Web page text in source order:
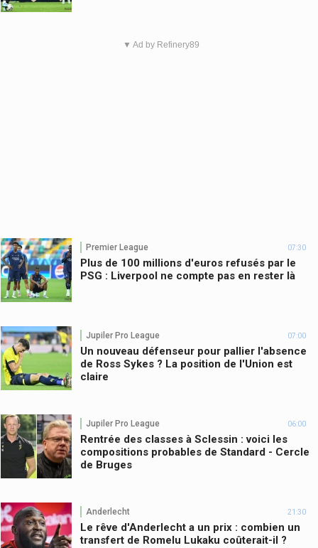
▼ Ad by Refinery89
Premier League 07:30
Plus de 100 millions d'euros refusés par le
PSG : Liverpool ne compte pas en rester là
Jupiler Pro League 07:00
Un nouveau défenseur pour pallier l'absence
de Ross Sykes ? La position de l'Union est
claire
Jupiler Pro League 06:00
Rentrée des classes à Sclessin : voici les
compositions probables de Standard - Cercle
de Bruges
Anderlecht 21:30
Le rêve d'Anderlecht a un prix : combien un
transfert de Romelu Lukaku coûterait-il ?